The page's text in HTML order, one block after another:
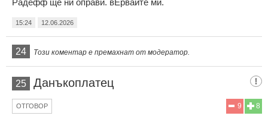
15:24 12.06.2026
24 Този коментар е премахнат от модератор.
25 Данъкоплатец
8
9
ОТГОВОР